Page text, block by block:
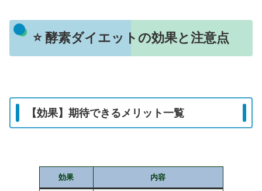
⭐ 酵素ダイエットの効果と注意点
【効果】期待できるメリット一覧
効果 内容